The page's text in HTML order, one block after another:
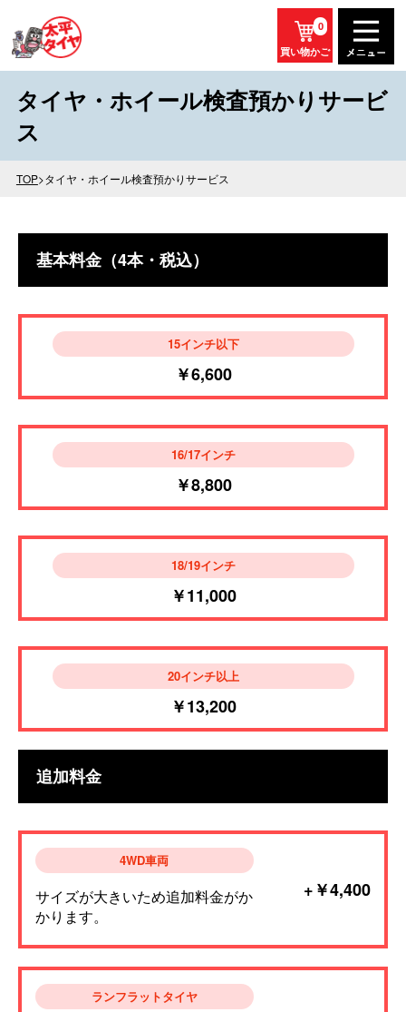
0
買い物かご
タイヤ・ホイール検査預かりサービ
ス
TOP>タイヤ・ホイール検査預かりサービス
基本料金（4本・税込）
15インチ以下
￥6,600
16/17インチ
￥8,800
18/19インチ
￥11,000
20インチ以上
￥13,200
追加料金
4WD車両
サイズが大きいため追加料金がか
かります。
+￥4,400
ランフラットタイヤ